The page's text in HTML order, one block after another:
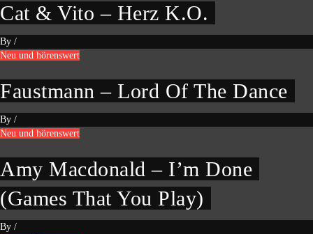
Cat & Vito – Herz K.O.
By /
Neu und hörenswert
Faustmann – Lord Of The Dance
By /
Neu und hörenswert
Amy Macdonald – I’m Done
(Games That You Play)
By /